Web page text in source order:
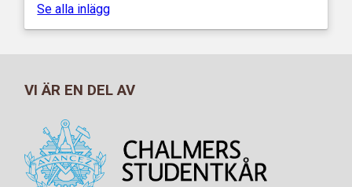
Se alla inlägg
VI ÄR EN DEL AV